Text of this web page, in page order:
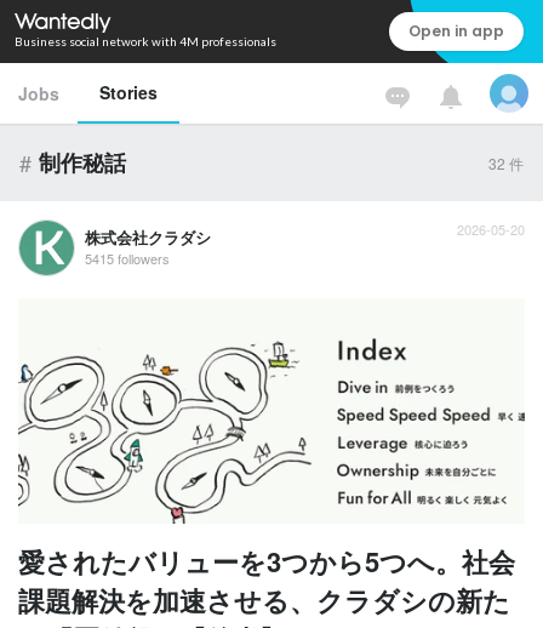
Business social network with 4M professionals Open in app
Jobs Stories
# 制作秘話 32 件
株式会社クラダシ
5415 followers
2026-05-20
愛されたバリューを3つから5つへ。社会
課題解決を加速させる、クラダシの新た